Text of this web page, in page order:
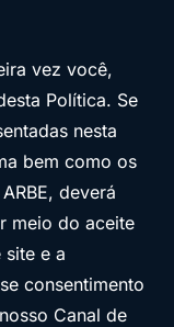
vez você,
Política. Se
nesta
bem como os
deverá
meio do aceite
e a
consentimento
Canal de